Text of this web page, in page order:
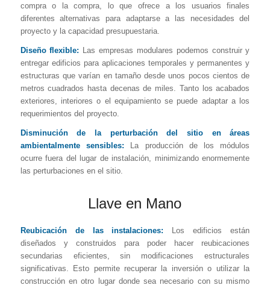
compra o la compra, lo que ofrece a los usuarios finales
diferentes alternativas para adaptarse a las necesidades del
proyecto y la capacidad presupuestaria.
Diseño flexible: Las empresas modulares podemos construir y
entregar edificios para aplicaciones temporales y permanentes y
estructuras que varían en tamaño desde unos pocos cientos de
metros cuadrados hasta decenas de miles. Tanto los acabados
exteriores, interiores o el equipamiento se puede adaptar a los
requerimientos del proyecto.
Disminución de la perturbación del sitio en áreas
ambientalmente sensibles: La producción de los módulos
ocurre fuera del lugar de instalación, minimizando enormemente
las perturbaciones en el sitio.
Llave en Mano
Reubicación de las instalaciones: Los edificios están
diseñados y construidos para poder hacer reubicaciones
secundarias eficientes, sin modificaciones estructurales
significativas. Esto permite recuperar la inversión o utilizar la
construcción en otro lugar donde sea necesario con su mismo